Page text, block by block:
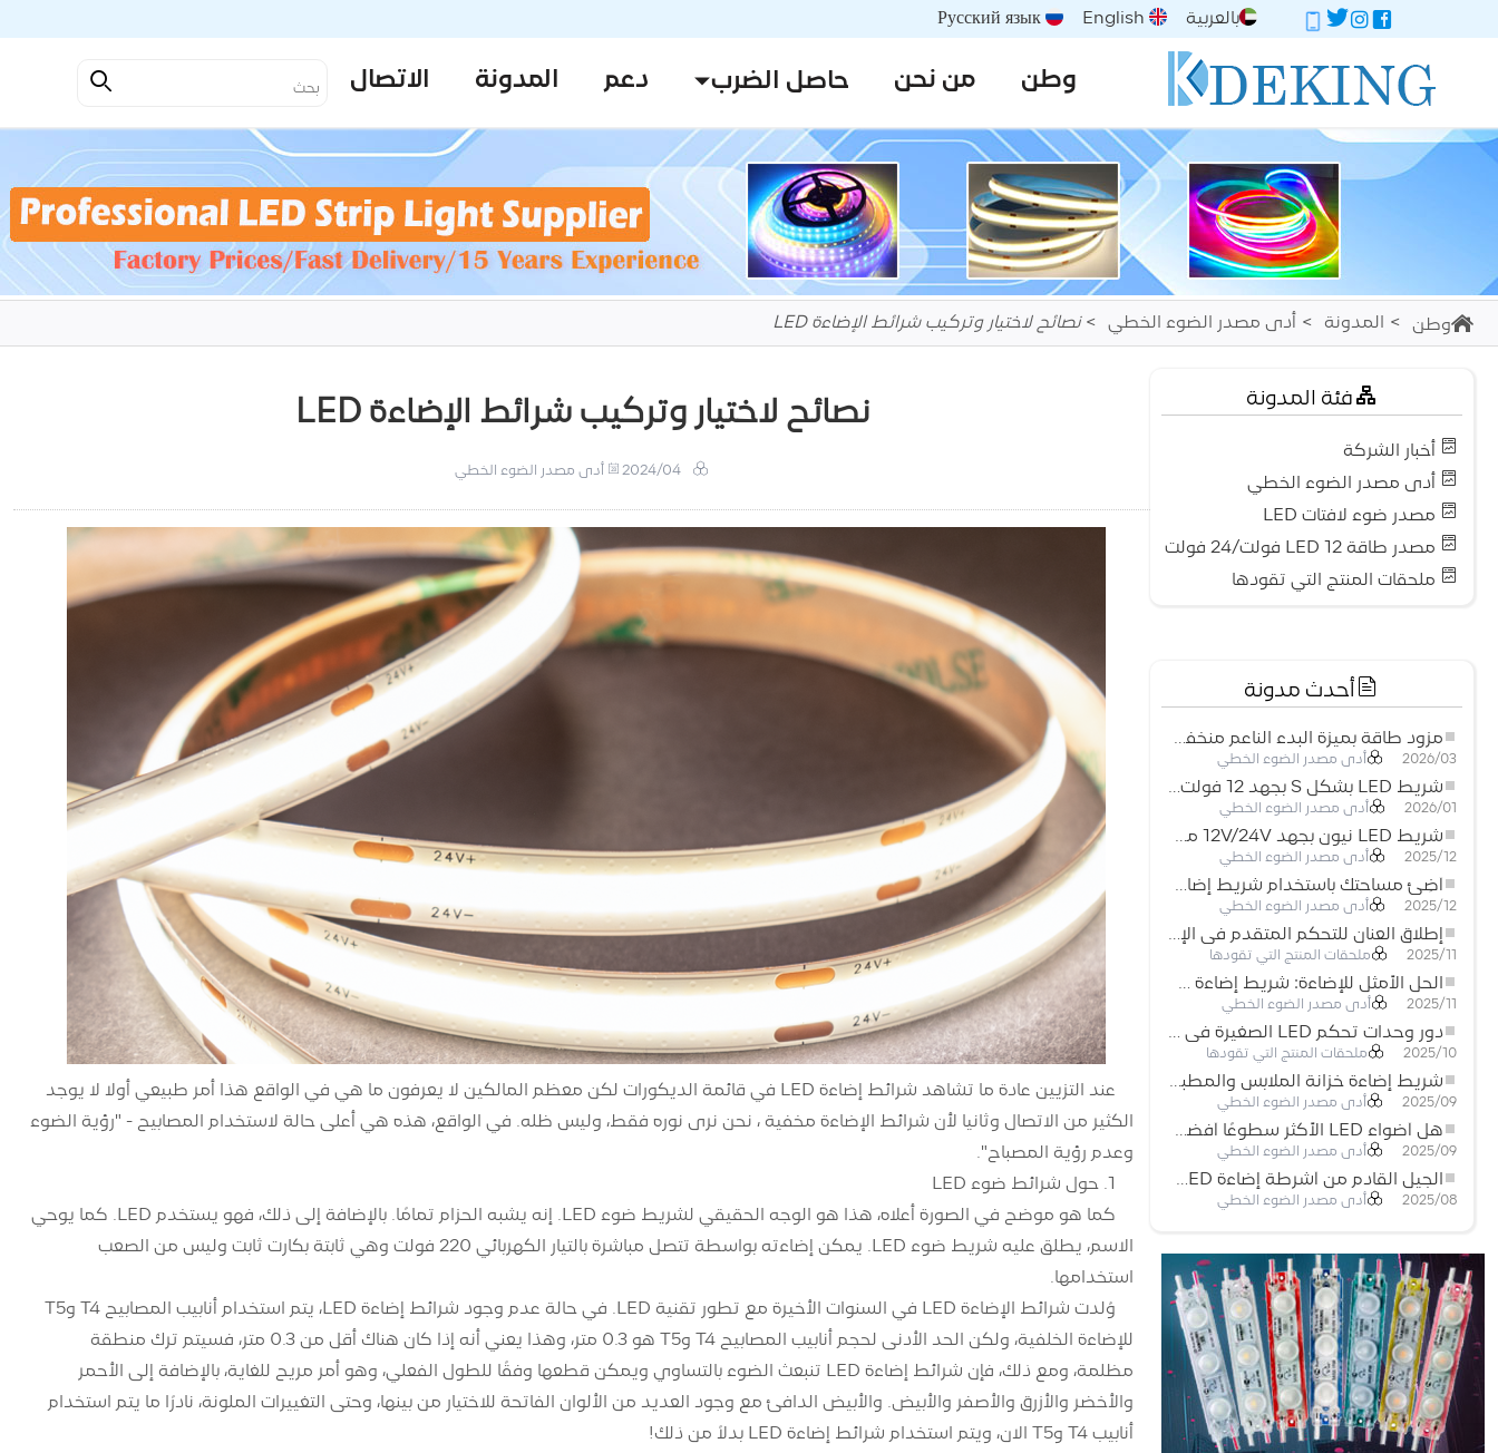
بالعربية English
Русский язык
وطن من نحن حاصل الضرب دعم المدونة الاتصال
وطن المدونة أدى مصدر الضوء الخطي نصائح لاختيار وتركيب شرائط الإضاءة LED
فئة المدونة
أخبار الشركة
أدى مصدر الضوء الخطي
مصدر ضوء لافتات LED
مصدر طاقة LED 12 فولت/24 فولت
ملحقات المنتج التي تقودها
أحدث مدونة
مزود طاقة بميزة البدء الناعم منخفض الجهد لأنظمة إضاءة LED
2026/03 أدى مصدر الضوء الخطي
شريط LED بشكل S بجهد 12 فولت: حل إضاءة مرن وفعال للتصميمات الحديثة
2026/01 أدى مصدر الضوء الخطي
شريط LED نيون بجهد 12V/24V مع إمكانية القص كل 3 مصابيح: حل إضاءة نيون عصري لكل المساحات
2025/12 أدى مصدر الضوء الخطي
أضِئ مساحتك باستخدام شريط إضاءة LED نيون مرن منخفض الجهد
2025/12 أدى مصدر الضوء الخطي
إطلاق العنان للتحكم المتقدم في الإضاءة: المزايا الرئيسية لجهاز التحكم RGBW 5–24 فولت
2025/11 ملحقات المنتج التي تقودها
الحل الأمثل للإضاءة: شريط إضاءة LED مرن عالي الكثافة COB FOB للإضاءة الحديثة
2025/11 أدى مصدر الضوء الخطي
دور وحدات تحكم LED الصغيرة في مشاريع إضاءة شريط LED
2025/10 ملحقات المنتج التي تقودها
شريط إضاءة خزانة الملابس والمطبخ: شريط COB LED اللمسي الذي يعيد تعريف الإضاءة المنزلية والتجارية
2025/09 أدى مصدر الضوء الخطي
هل أضواء LED الأكثر سطوعًا أفضل؟
2025/09 أدى مصدر الضوء الخطي
الجيل القادم من أشرطة إضاءة LED: قابلة للقطع بحرية لإمكانيات غير محدودة
2025/08 أدى مصدر الضوء الخطي
نصائح لاختيار وتركيب شرائط الإضاءة LED
2024/04 أدى مصدر الضوء الخطي
عند التزيين عادة ما تشاهد شرائط إضاءة LED في قائمة الديكورات لكن معظم المالكين لا يعرفون ما هي في الواقع هذا أمر طبيعي أولا لا يوجد
الكثير من الاتصال وثانيا لأن شرائط الإضاءة مخفية ، نحن نرى نوره فقط، وليس ظله. في الواقع، هذه هي أعلى حالة لاستخدام المصابيح - "رؤية الضوء
وعدم رؤية المصباح".
كما هو موضح في الصورة أعلاه، هذا هو الوجه الحقيقي لشريط ضوء LED. إنه يشبه الحزام تمامًا. بالإضافة إلى ذلك، فهو يستخدم LED. كما يوحي
الاسم، يطلق عليه شريط ضوء LED. يمكن إضاءته بواسطة تتصل مباشرة بالتيار الكهربائي 220 فولت وهي ثابتة بكارت ثابت وليس من الصعب
استخدامها.
وُلدت شرائط الإضاءة LED في السنوات الأخيرة مع تطور تقنية LED. في حالة عدم وجود شرائط إضاءة LED، يتم استخدام أنابيب المصابيح T4 وT5
للإضاءة الخلفية، ولكن الحد الأدنى لحجم أنابيب المصابيح T4 وT5 هو 0.3 متر، وهذا يعني أنه إذا كان هناك أقل من 0.3 متر، فسيتم ترك منطقة
مظلمة، ومع ذلك، فإن شرائط إضاءة LED تنبعث الضوء بالتساوي ويمكن قطعها وفقًا للطول الفعلي، وهو أمر مريح للغاية، بالإضافة إلى الأحمر
والأخضر والأزرق والأصفر والأبيض. والأبيض الدافئ مع وجود العديد من الألوان الفاتحة للاختيار من بينها، وحتى التغييرات الملونة، نادرًا ما يتم استخدام
أنابيب T4 وT5 الآن، ويتم استخدام شرائط إضاءة LED بدلاً من ذلك!